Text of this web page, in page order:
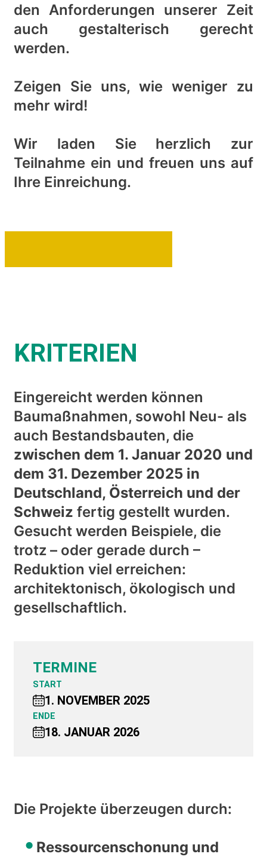
den Anforderungen unserer Zeit
auch gestalterisch gerecht
werden.
Zeigen Sie uns, wie weniger zu
mehr wird!
Wir laden Sie herzlich zur
Teilnahme ein und freuen uns auf
Ihre Einreichung.
KRITERIEN
Eingereicht werden können
Baumaßnahmen, sowohl Neu- als
auch Bestandsbauten, die
zwischen dem 1. Januar 2020 und
dem 31. Dezember 2025 in
Deutschland, Österreich und der
Schweiz fertig gestellt wurden.
Gesucht werden Beispiele, die
trotz – oder gerade durch –
Reduktion viel erreichen:
architektonisch, ökologisch und
gesellschaftlich.
TERMINE
START
1. NOVEMBER 2025
ENDE
18. JANUAR 2026
Die Projekte überzeugen durch:
Ressourcenschonung und